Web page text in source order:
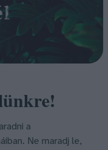
a
Ne maradj le,